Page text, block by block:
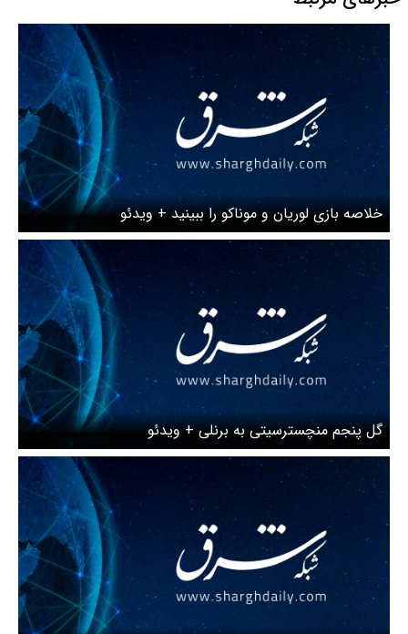
خلاصه بازی لوریان و موناکو را ببینید + ویدئو
گل پنجم منچسترسیتی به برنلی + ویدئو